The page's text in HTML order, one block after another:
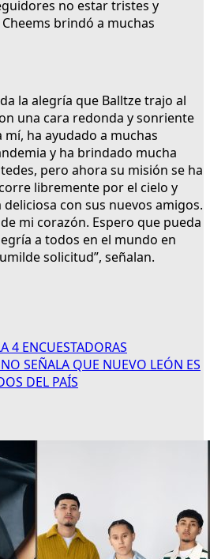
no estar tristes y
brindó a muchas
la alegría que Balltze trajo al
una cara redonda y sonriente
ha ayudado a muchas
y ha brindado mucha
pero ahora su misión se ha
libremente por el cielo y
con sus nuevos amigos.
mi corazón. Espero que pueda
a todos en el mundo en
solicitud”, señalan.
4 ENCUESTADORAS
SEÑALA QUE NUEVO LEÓN ES
DEL PAÍS